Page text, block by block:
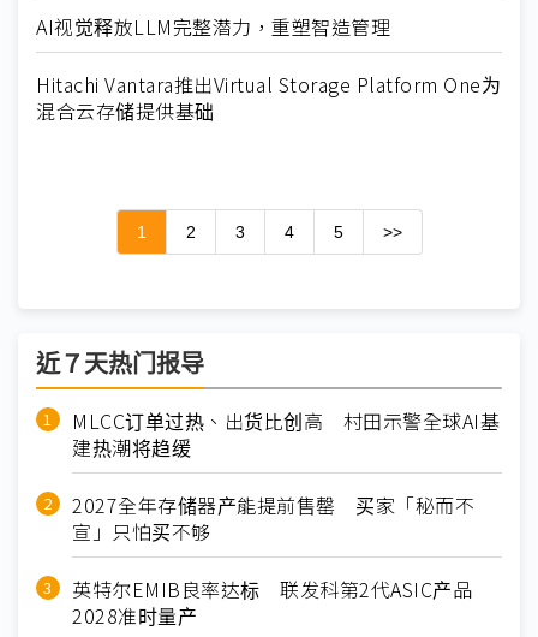
AI视觉释放LLM完整潜力，重塑智造管理
Hitachi Vantara推出Virtual Storage Platform One为
混合云存储提供基础
1 2 3 4 5 >>
近７天热门报导
MLCC订单过热、出货比创高 村田示警全球AI基
建热潮将趋缓
2027全年存储器产能提前售罄 买家「秘而不
宣」只怕买不够
英特尔EMIB良率达标 联发科第2代ASIC产品
2028准时量产